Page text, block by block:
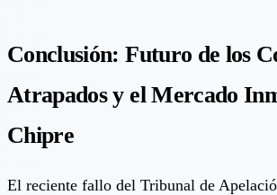
Conclusión: Futuro de los
Atrapados y el Mercado
Chipre
El reciente fallo del Tribunal de